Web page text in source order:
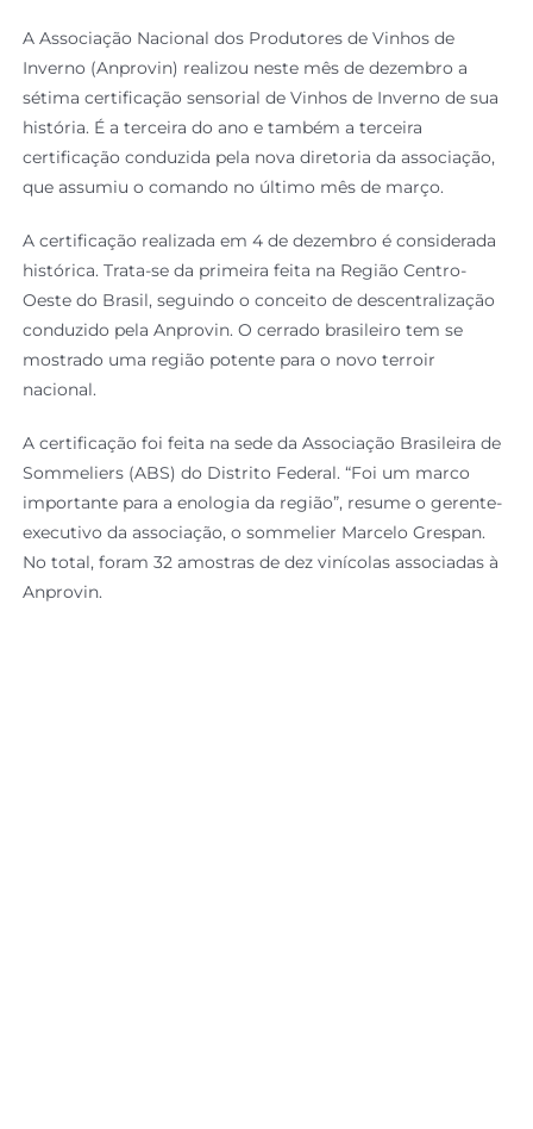
A Associação Nacional dos Produtores de Vinhos de
Inverno (Anprovin) realizou neste mês de dezembro a
sétima certificação sensorial de Vinhos de Inverno de sua
história. É a terceira do ano e também a terceira
certificação conduzida pela nova diretoria da associação,
que assumiu o comando no último mês de março.
A certificação realizada em 4 de dezembro é considerada
histórica. Trata-se da primeira feita na Região Centro-
Oeste do Brasil, seguindo o conceito de descentralização
conduzido pela Anprovin. O cerrado brasileiro tem se
mostrado uma região potente para o novo terroir
nacional.
A certificação foi feita na sede da Associação Brasileira de
Sommeliers (ABS) do Distrito Federal. “Foi um marco
importante para a enologia da região”, resume o gerente-
executivo da associação, o sommelier Marcelo Grespan.
No total, foram 32 amostras de dez vinícolas associadas à
Anprovin.